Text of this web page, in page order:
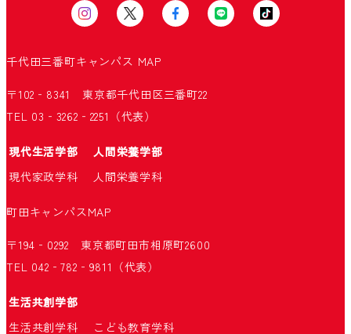
千代田三番町キャンパス MAP
〒102‐8341 東京都千代田区三番町22
TEL 03‐3262‐2251（代表）
現代生活学部
人間栄養学部
現代家政学科
人間栄養学科
町田キャンパスMAP
〒194‐0292 東京都町田市相原町2600
TEL 042‐782‐9811（代表）
生活共創学部
生活共創学科
こども教育学科